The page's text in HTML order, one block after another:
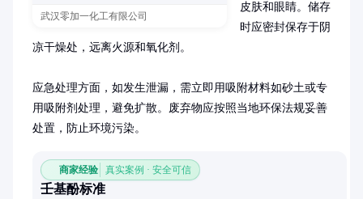
武汉零加一化工有限公司
皮肤和眼睛。储存
时应密封保存于阴
凉干燥处，远离火源和氧化剂。
应急处理方面，如发生泄漏，需立即用吸附材料如砂土或专
用吸附剂处理，避免扩散。废弃物应按照当地环保法规妥善
处置，防止环境污染。
商家经验 真实案例 · 安全可信
壬基酚标准